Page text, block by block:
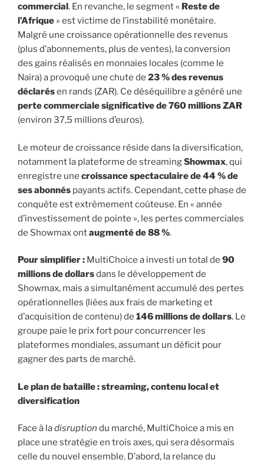
commercial. En revanche, le segment « Reste de
l’Afrique » est victime de l’instabilité monétaire.
Malgré une croissance opérationnelle des revenus
(plus d’abonnements, plus de ventes), la conversion
des gains réalisés en monnaies locales (comme le
Naira) a provoqué une chute de 23 % des revenus
déclarésen rands (ZAR). Ce déséquilibre a généré une
perte commerciale significative de 760 millions ZAR
(environ 37,5 millions d’euros).
Le moteur de croissance réside dans la diversification,
notamment la plateforme de streamingShowmax, qui
enregistre une croissance spectaculaire de 44 % de
ses abonnés payants actifs. Cependant, cette phase de
conquête est extrêmement coûteuse. En « année
d’investissement de pointe », les pertes commerciales
de Showmax ontaugmenté de 88 %.
Pour simplifier : MultiChoice a investi un total de 90
millions de dollarsdans le développement de
Showmax, mais a simultanément accumulé des pertes
opérationnelles (liées aux frais de marketing et
d’acquisition de contenu) de 146 millions de dollars. Le
groupe paie le prix fort pour concurrencer les
plateformes mondiales, assumant un déficit pour
gagner des parts de marché.
Le plan de bataille : streaming, contenu local et
diversification
Face à ladisruption du marché, MultiChoice a mis en
place une stratégie en trois axes, qui sera désormais
celle du nouvel ensemble. D’abord, la relance du